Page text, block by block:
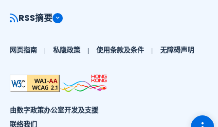
切
RSS摘要
网页指南 私隐政策 使用条款及条件 无障碍声明
由数字政策办公室开发及支援
联络我们